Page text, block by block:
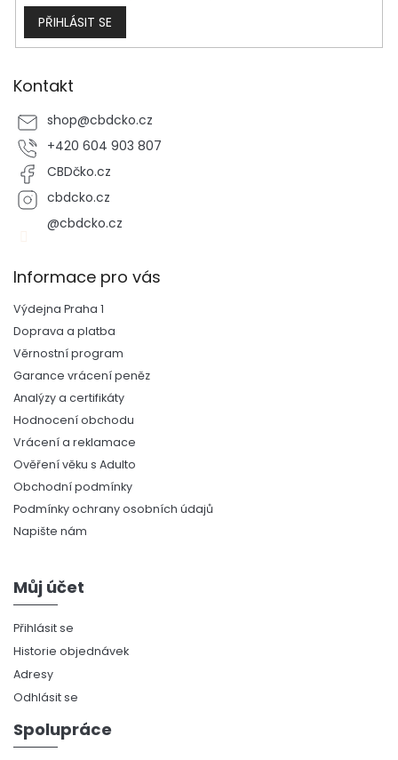
PŘIHLÁSIT SE
Kontakt
shop@cbdcko.cz
+420 604 903 807
CBDčko.cz
cbdcko.cz
@cbdcko.cz
Informace pro vás
Výdejna Praha 1
Doprava a platba
Věrnostní program
Garance vrácení peněz
Analýzy a certifikáty
Hodnocení obchodu
Vrácení a reklamace
Ověření věku s Adulto
Obchodní podmínky
Podmínky ochrany osobních údajů
Napište nám
Můj účet
Přihlásit se
Historie objednávek
Adresy
Odhlásit se
Spolupráce